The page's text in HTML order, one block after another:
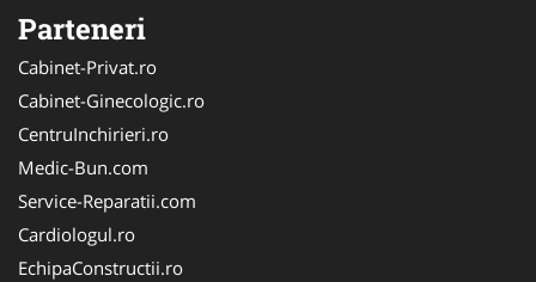
Parteneri
Cabinet-Privat.ro
Cabinet-Ginecologic.ro
CentruInchirieri.ro
Medic-Bun.com
Service-Reparatii.com
Cardiologul.ro
EchipaConstructii.ro